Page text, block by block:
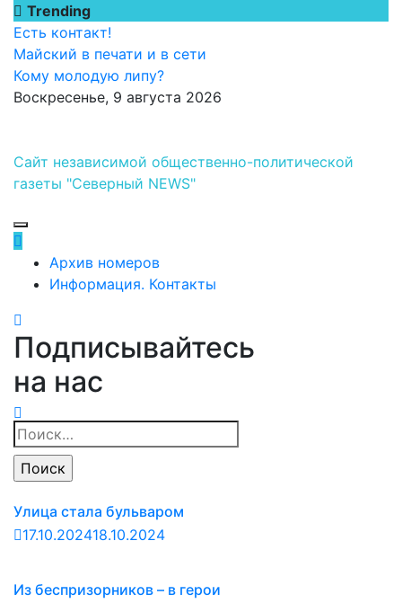
Перейти
содержимому
Trending
Есть контакт!
Майский в печати и в сети
Кому молодую липу?
Воскресенье, 9 августа 2026
Сайт независимой общественно-политической
газеты "Северный NEWS"
Архив номеров
Информация. Контакты
Подписывайтесь
на нас
Найти:
Улица стала бульваром
17.10.202418.10.2024
Из беспризорников – в герои